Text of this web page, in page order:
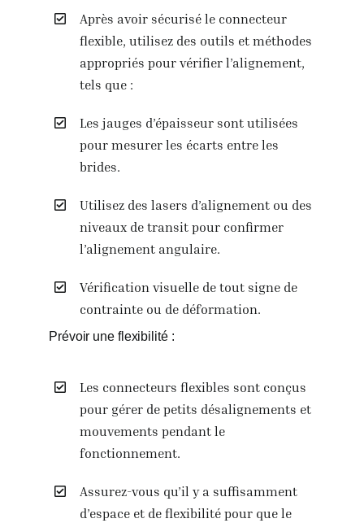
Après avoir sécurisé le connecteur
flexible, utilisez des outils et méthodes
appropriés pour vérifier l’alignement,
tels que :
Les jauges d’épaisseur sont utilisées
pour mesurer les écarts entre les
brides.
Utilisez des lasers d’alignement ou des
niveaux de transit pour confirmer
l’alignement angulaire.
Vérification visuelle de tout signe de
contrainte ou de déformation.
Prévoir une flexibilité :
Les connecteurs flexibles sont conçus
pour gérer de petits désalignements et
mouvements pendant le
fonctionnement.
Assurez-vous qu’il y a suffisamment
d’espace et de flexibilité pour que le